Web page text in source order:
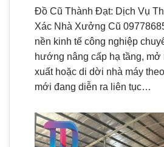
Đồ Cũ Thành Đạt: Dịch Vụ
Xác Nhà Xưởng Cũ
nền kinh tế công nghiệp
hướng nâng cấp hạ tầng, mở
xuất hoặc di dời nhà máy
mới đang diễn ra liên tục…